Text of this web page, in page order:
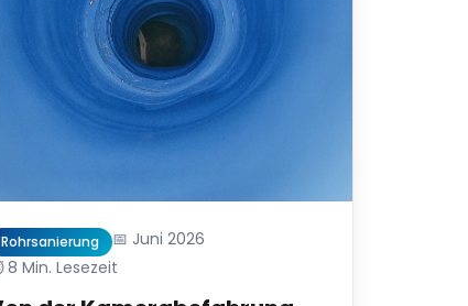
Rohrsanierung
📅 Juni 2026
Min. Lesezeit